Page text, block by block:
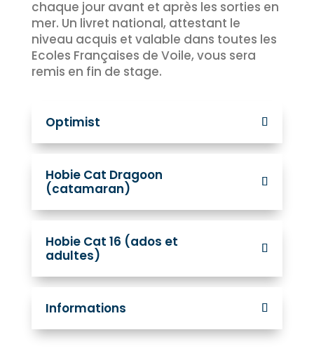
chaque jour avant et après les sorties en
mer. Un livret national, attestant le
niveau acquis et valable dans toutes les
Ecoles Françaises de Voile, vous sera
remis en fin de stage.
Optimist
Hobie Cat Dragoon
(catamaran)
Hobie Cat 16 (ados et
adultes)
Informations